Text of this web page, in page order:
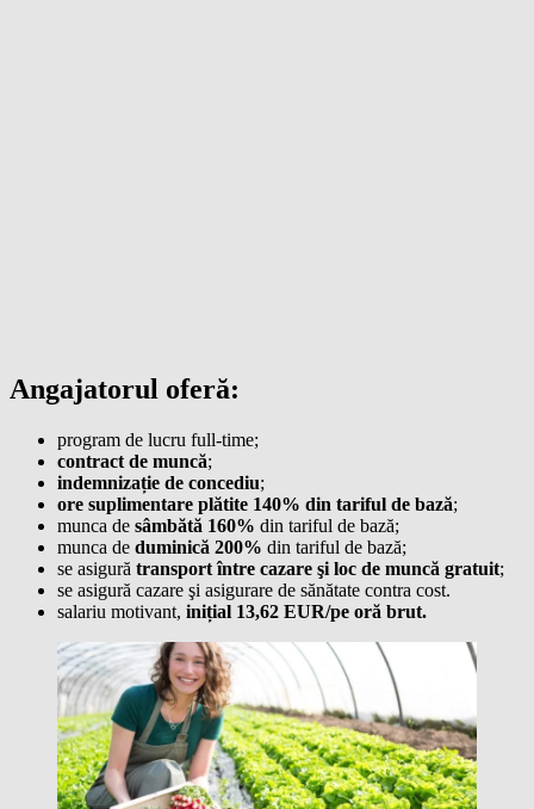
Angajatorul oferă:
program de lucru full-time;
contract de muncă;
indemnizație de concediu;
ore suplimentare plătite 140% din tariful de bază;
munca de sâmbătă 160% din tariful de bază;
munca de duminică 200% din tariful de bază;
se asigură transport între cazare şi loc de muncă gratuit;
se asigură cazare şi asigurare de sănătate contra cost.
salariu motivant, inițial 13,62 EUR/pe oră brut.